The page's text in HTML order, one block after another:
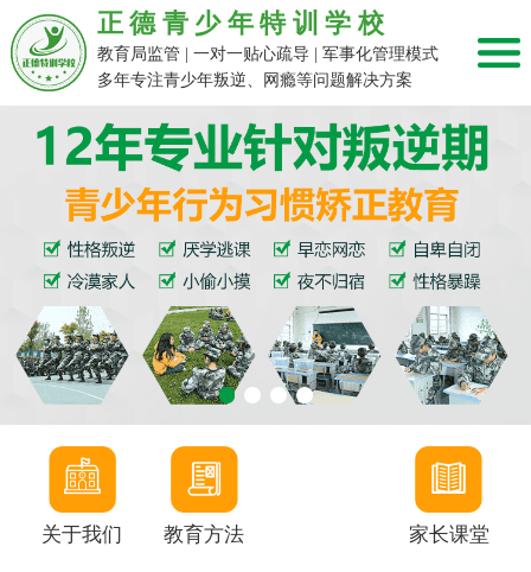
正德青少年特训学校
教育局监管 | 一对一贴心疏导 | 军事化管理模式
多年专注青少年叛逆、网瘾等问题解决方案
关于我们 教育方法 家长课堂